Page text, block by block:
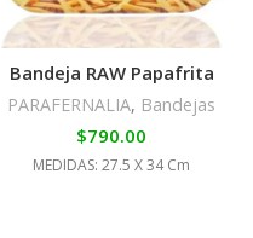
Bandeja RAW Papafrita
PARAFERNALIA, Bandejas
$790.00
MEDIDAS: 27.5 X 34 Cm